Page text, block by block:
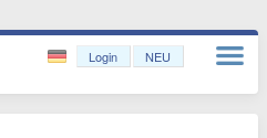
Login NEU